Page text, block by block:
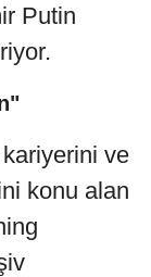
Putin
kariyerini ve
konu alan